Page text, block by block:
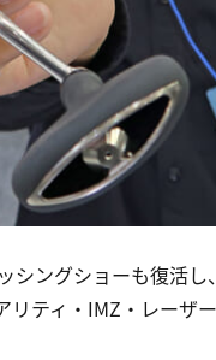
ングショーも復活
ティ・IMZ・レーザ